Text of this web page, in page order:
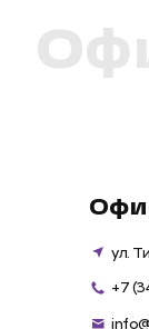
ул.
+7